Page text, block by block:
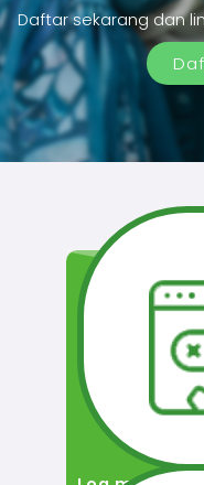
Daftar sekarang dan